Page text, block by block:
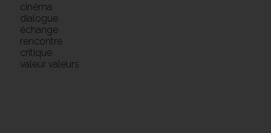
cinéma
dialogue
échange
rencontre
critique
valeur valeurs